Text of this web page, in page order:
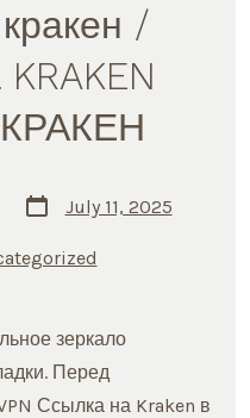
/
КРАКЕН
Post
date
July 11, 2025
зеркало
Перед
Ссылка на Kraken в